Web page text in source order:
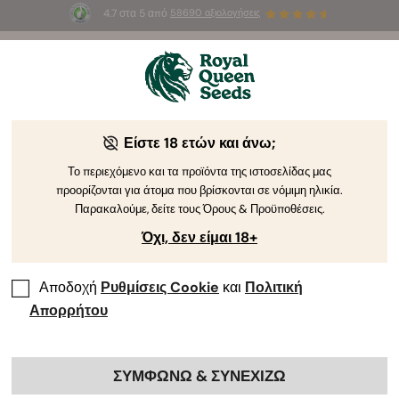
4.7 στα 5 από 58690 αξιολογήσεις
Summer Sales : Έως και -50%
προϊόντα! ⏤
Σπόροι κάνναβης: Κανονικοί Vs
Θηλυκοποιημένοι Vs Αυτοφυείς Vs CBD
Χρησιμοποιήστε τον παρακάτω οδηγό για να μάθετε τις
διαφορές μεταξύ των τύπων της κάνναβης. Στο τέλος, θα
Είστε 18 ετών και άνω;
Το περιεχόμενο και τα προϊόντα της ιστοσελίδας μας
προορίζονται για άτομα που βρίσκονται σε νόμιμη ηλικία.
Παρακαλούμε, δείτε τους Όρους & Προϋποθέσεις.
Όχι, δεν είμαι 18+
Αποδοχή Ρυθμίσεις Cookie και Πολιτική
Απορρήτου
ΣΥΜΦΩΝΩ & ΣΥΝΕΧΙΖΩ